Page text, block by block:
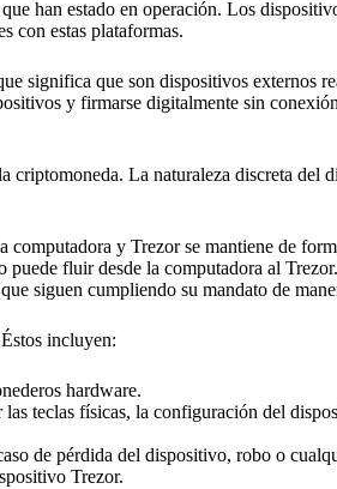
han estado en operación. Los
con estas plataformas.
significa que son dispositivos externos
y firmarse digitalmente sin
criptomoneda. La naturaleza discreta del
y Trezor se mantiene de
fluir desde la computadora al
siguen cumpliendo su mandato de
incluyen:
hardware.
teclas físicas, la configuración del
de pérdida del dispositivo, robo o
Trezor.